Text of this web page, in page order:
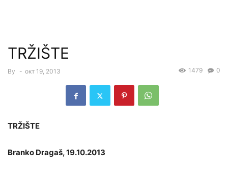
TRŽIŠTE
By - окт 19, 2013 0
1479
TRŽIŠTE
Branko Dragaš, 19.10.2013